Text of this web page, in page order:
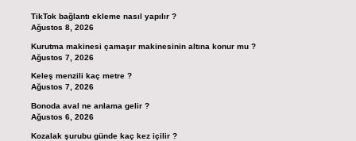
TikTok bağlantı ekleme nasıl yapılır ?
Ağustos 8, 2026
Kurutma makinesi çamaşır makinesinin altına konur mu ?
Ağustos 7, 2026
Keleş menzili kaç metre ?
Ağustos 7, 2026
Bonoda aval ne anlama gelir ?
Ağustos 6, 2026
Kozalak şurubu günde kaç kez içilir ?